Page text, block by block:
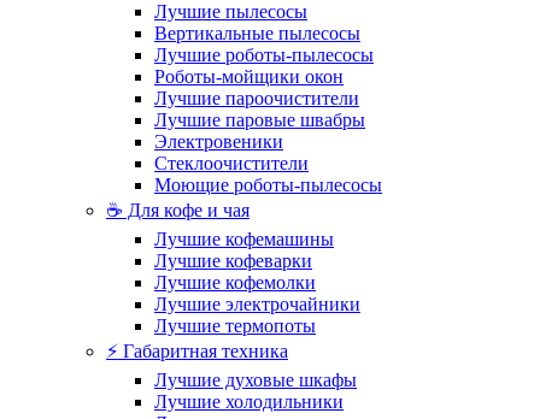
Лучшие пылесосы
Вертикальные пылесосы
Лучшие роботы-пылесосы
Роботы-мойщики окон
Лучшие пароочистители
Лучшие паровые швабры
Электровеники
Стеклоочистители
Моющие роботы-пылесосы
☕ Для кофе и чая
Лучшие кофемашины
Лучшие кофеварки
Лучшие кофемолки
Лучшие электрочайники
Лучшие термопоты
⚡ Габаритная техника
Лучшие духовые шкафы
Лучшие холодильники